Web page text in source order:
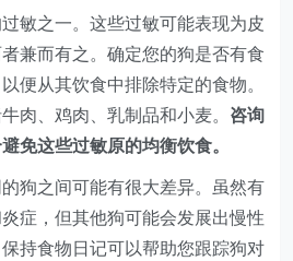
敏之一。这些过敏可能表现为皮
兼而有之。确定您的狗是否有食
便从其饮食中排除特定的食物。
肉、鸡肉、乳制品和小麦。 咨询
免这些过敏原的均衡饮食。
狗之间可能有很大差异。虽然有
症，但其他狗可能会发展出慢性
持食物日记可以帮助您跟踪狗对